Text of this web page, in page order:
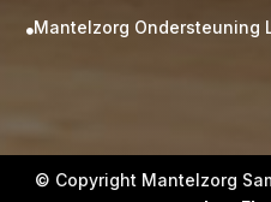
Neem vrijblijvend contact
Hoog gekwalificeerd
Mantelzorg Ondersteuning
© Copyright Mantelzorg